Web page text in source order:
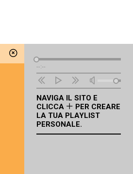
Lettore
Audio
--:--
NAVIGA IL SITO E
CLICCA
PER CREARE
LA TUA PLAYLIST
PERSONALE.